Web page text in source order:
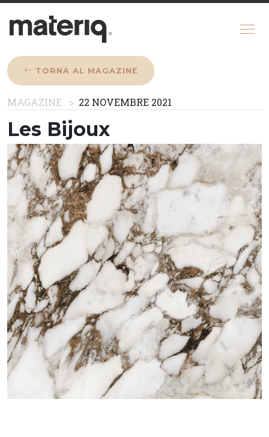
CHI SIAMO
MAGAZINE
COME FUNZIONA
CONFIGURATORE
REGISTRATI
TORNA AL MAGAZINE
MAGAZINE 22 NOVEMBRE 2021
Les Bijoux